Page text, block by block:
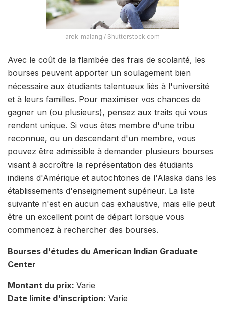
arek_malang / Shutterstock.com
Avec le coût de la flambée des frais de scolarité, les
bourses peuvent apporter un soulagement bien
nécessaire aux étudiants talentueux liés à l'université
et à leurs familles. Pour maximiser vos chances de
gagner un (ou plusieurs), pensez aux traits qui vous
rendent unique. Si vous êtes membre d'une tribu
reconnue, ou un descendant d'un membre, vous
pouvez être admissible à demander plusieurs bourses
visant à accroître la représentation des étudiants
indiens d'Amérique et autochtones de l'Alaska dans les
établissements d'enseignement supérieur. La liste
suivante n'est en aucun cas exhaustive, mais elle peut
être un excellent point de départ lorsque vous
commencez à rechercher des bourses.
Bourses d'études du American Indian Graduate
Center
Montant du prix: Varie
Date limite d'inscription: Varie